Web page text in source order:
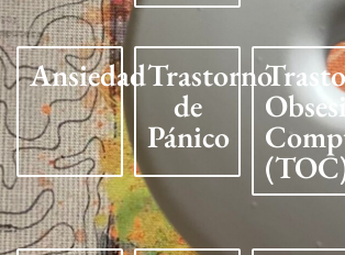
AnsiedadTrastorno
de
Pánico